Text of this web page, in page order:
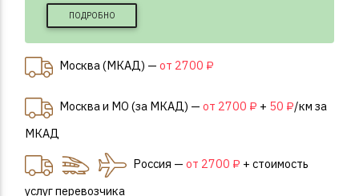
ПОДРОБНО
Москва (МКАД) — от 2700 ₽
Москва и МО (за МКАД) — от 2700 ₽ + 50 ₽/км за
МКАД
Россия — от 2700 ₽ + стоимость
услуг перевозчика